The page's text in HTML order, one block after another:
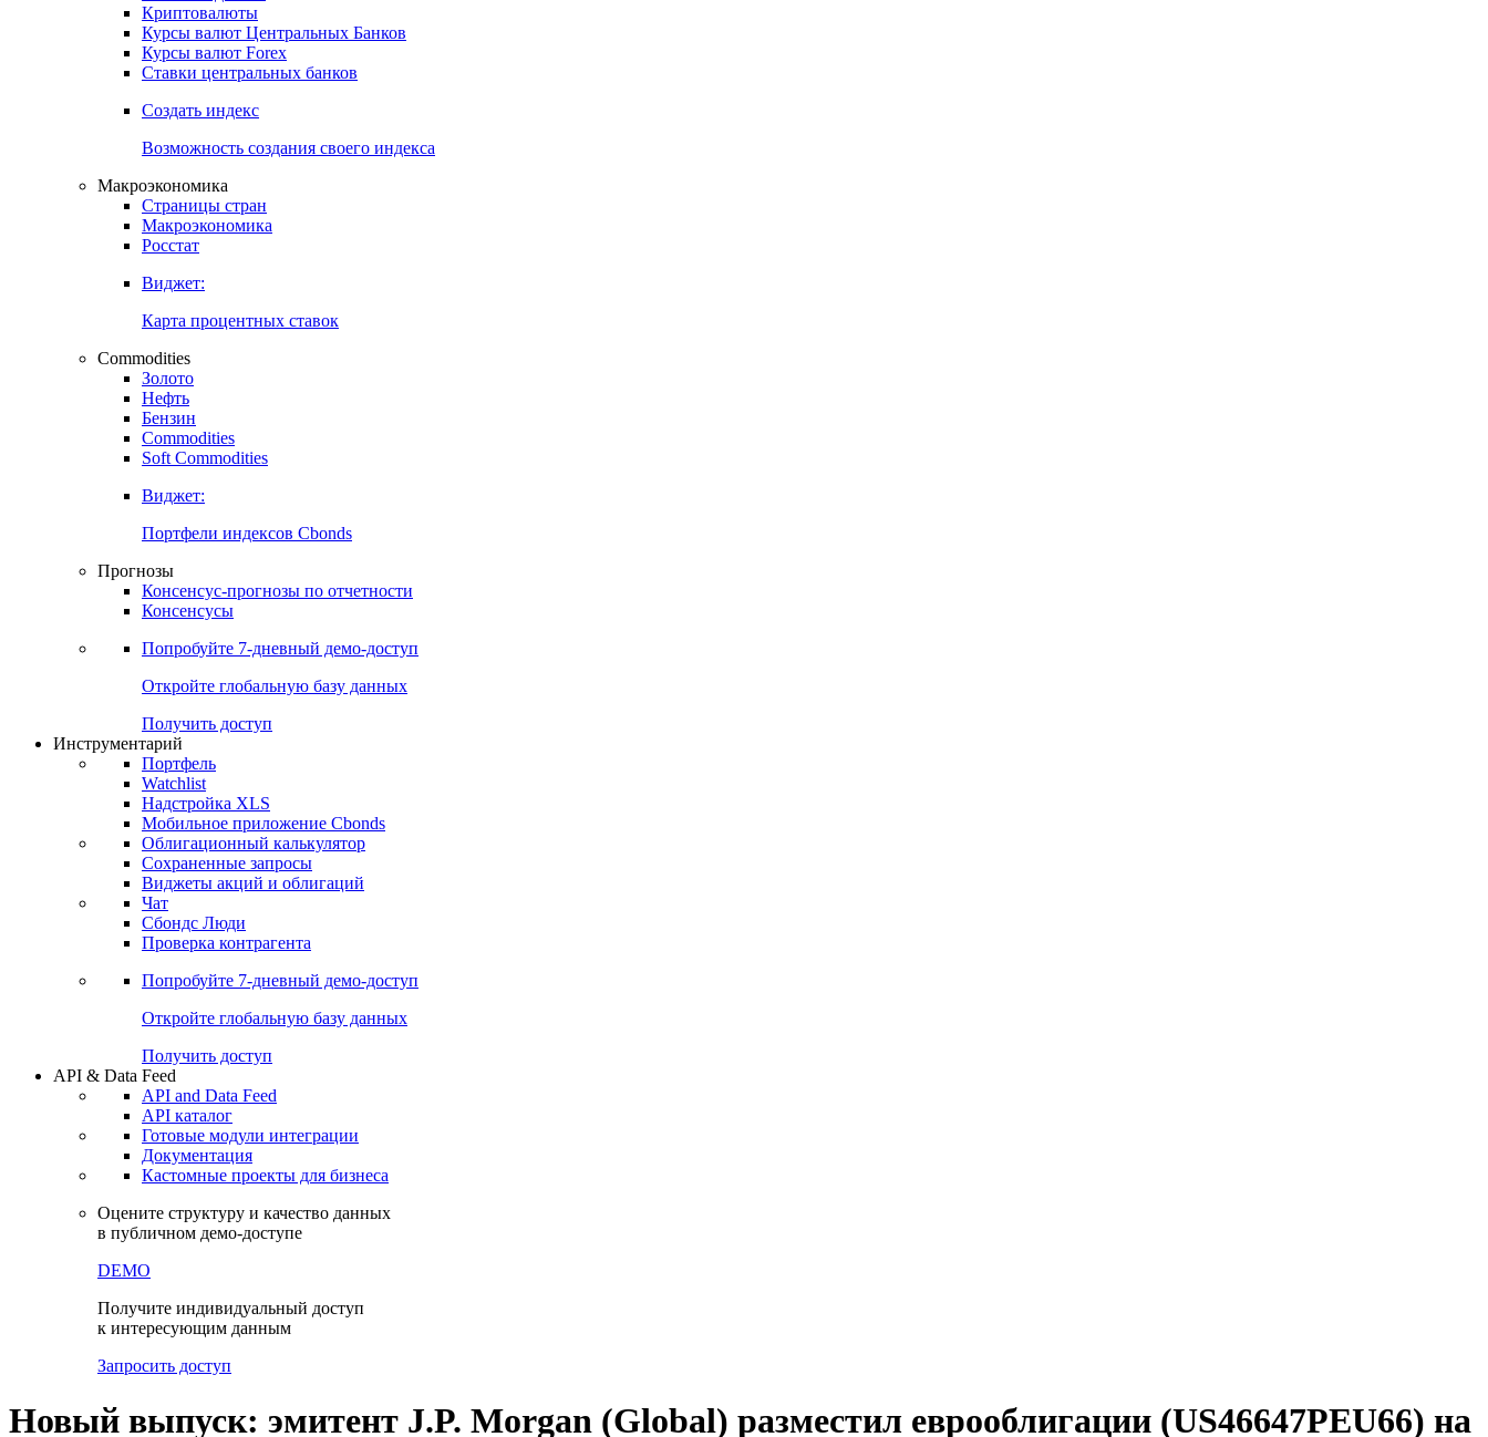
Индикаторы рынка
Поиск индексов
Криптовалюты
Курсы валют Центральных Банков
Курсы валют Forex
Ставки центральных банков
Создать индекс
Возможность создания своего индекса
Макроэкономика
Страницы стран
Макроэкономика
Росстат
Виджет:
Карта процентных ставок
Commodities
Золото
Нефть
Бензин
Commodities
Soft Commodities
Виджет:
Портфели индексов Cbonds
Прогнозы
Консенсус-прогнозы по отчетности
Консенсусы
Попробуйте7-дневный
Откройте глобальную базу данных
Получить доступ
Инструментарий
Портфель
Watchlist
Надстройка XLS
Мобильное приложение Cbonds
Облигационный калькулятор
Сохраненные запросы
Виджеты акций и облигаций
Чат
Сбондс Люди
Проверка контрагента
Попробуйте7-дневный
Откройте глобальную базу данных
Получить доступ
API & Data Feed
API and Data Feed
API каталог
Документация
Кастомные проекты для бизнеса
Оцените структуру и качество данных
в публичном демо-доступе
DEMO
Получите индивидуальный доступ